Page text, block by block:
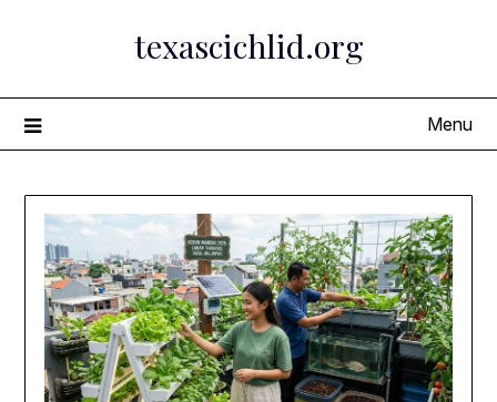
texascichlid.org
Menu